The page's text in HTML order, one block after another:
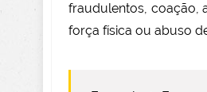
fraudulentos, coação,
força física ou abuso